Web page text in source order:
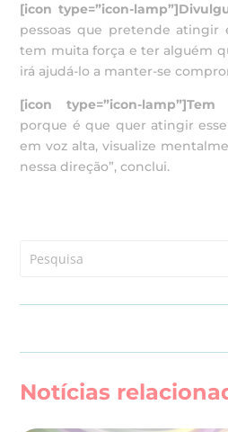
[icon type=”icon-
pessoas que pretende atingir
tem muita força e ter alguém
irá ajudá-lo a manter-se
[icon type=”icon-
porque é que quer atingir esse
em voz alta, visualize
nessa direção”, conclui.
Notícias